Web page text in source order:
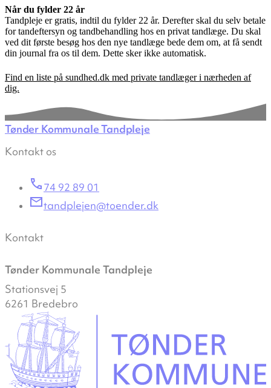
Når du fylder 22 år
Tandpleje er gratis, indtil du fylder 22 år. Derefter skal du selv betale
for tandeftersyn og tandbehandling hos en privat tandlæge. Du skal
ved dit første besøg hos den nye tandlæge bede dem om, at få sendt
din journal fra os til dem. Dette sker ikke automatisk.
Find en liste på sundhed.dk med private tandlæger i nærheden af
dig.
Tønder Kommunale Tandpleje
Kontakt os
74 92 89 01
tandplejen@toender.dk
Kontakt
Tønder Kommunale Tandpleje
Stationsvej 5
6261 Bredebro